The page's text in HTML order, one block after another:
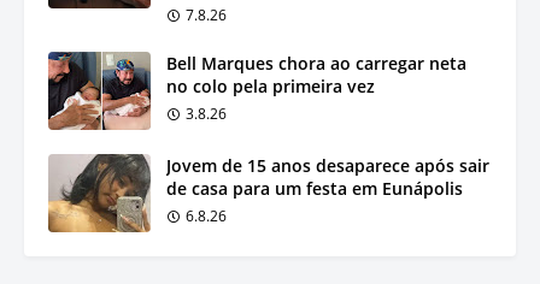
7.8.26
Bell Marques chora ao carregar neta
no colo pela primeira vez
3.8.26
Jovem de 15 anos desaparece após sair
de casa para um festa em Eunápolis
6.8.26